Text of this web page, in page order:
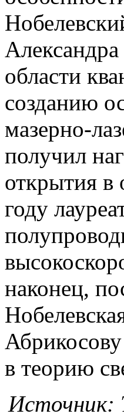
области
созданию
мазерно-
получил
открытия в
году
наконец,
в теорию
Источник: